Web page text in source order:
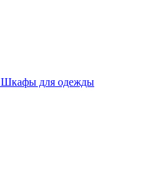
Шкафы для одежды